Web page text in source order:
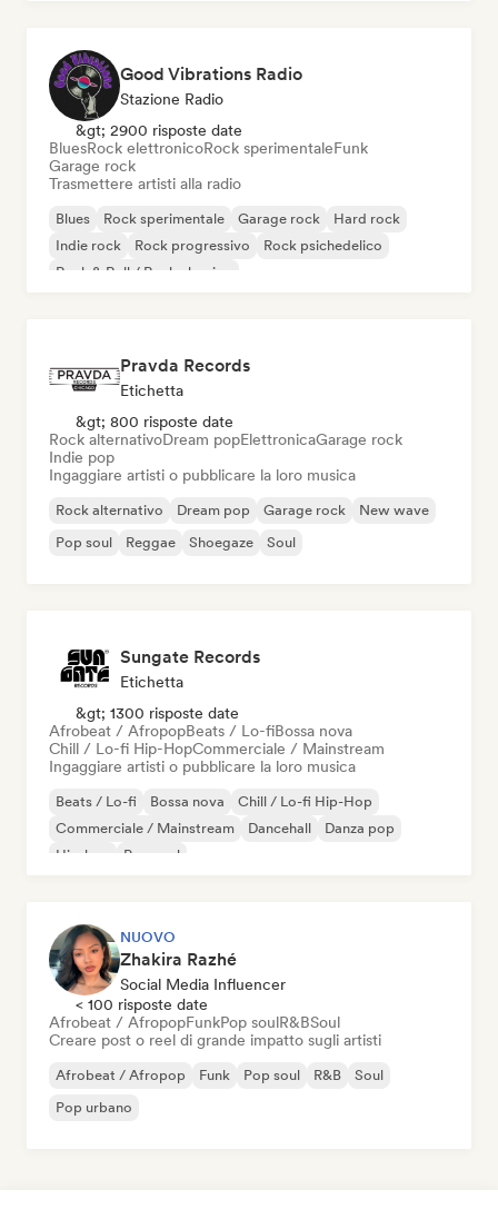
Good Vibrations Radio
Stazione Radio
&gt; 2900 risposte date
BluesRock elettronicoRock sperimentaleFunk
Garage rock
Trasmettere artisti alla radio
Blues Rock sperimentale Garage rock
Hard rock
Indie rock
Rock progressivo
Rock psichedelico
Rock & Roll / Rock classico
Pravda Records
Etichetta
&gt; 800 risposte date
Rock alternativoDream popElettronicaGarage rock
Indie pop
Ingaggiare artisti o pubblicare la loro musica
Rock alternativo Dream pop Garage rock
New wave
Pop soul
Reggae Shoegaze Soul
Sungate Records
Etichetta
&gt; 1300 risposte date
Afrobeat / AfropopBeats / Lo-fiBossa nova
Chill / Lo-fi Hip-HopCommerciale / Mainstream
Ingaggiare artisti o pubblicare la loro musica
Beats / Lo-fi Bossa nova
Chill / Lo-fi Hip-Hop
Commerciale / Mainstream
Dancehall
Danza pop
Hip-hop
Pop soul
NUOVO
Zhakira Razhé
Social Media Influencer
< 100 risposte date
Afrobeat / AfropopFunkPop soulR&BSoul
Creare post o reel di grande impatto sugli artisti
Afrobeat / Afropop Funk Pop soul R&B
Soul
Pop urbano